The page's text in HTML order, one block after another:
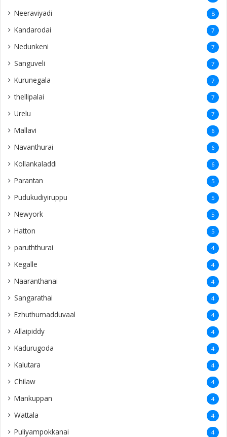
Neeraviyadi 8
Kandarodai 7
Nedunkeni 7
Sanguveli 7
Kurunegala 7
thellipalai 7
Urelu 7
Mallavi 6
Navanthurai 6
Kollankaladdi 6
Parantan 5
Pudukudiyiruppu 5
Newyork 5
Hatton 5
paruththurai 4
Kegalle 4
Naaranthanai 4
Sangarathai 4
Ezhuthumadduvaal 4
Allaipiddy 4
Kadurugoda 4
Kalutara 4
Chilaw 4
Mankuppan 4
Wattala 4
Puliyampokkanai 4